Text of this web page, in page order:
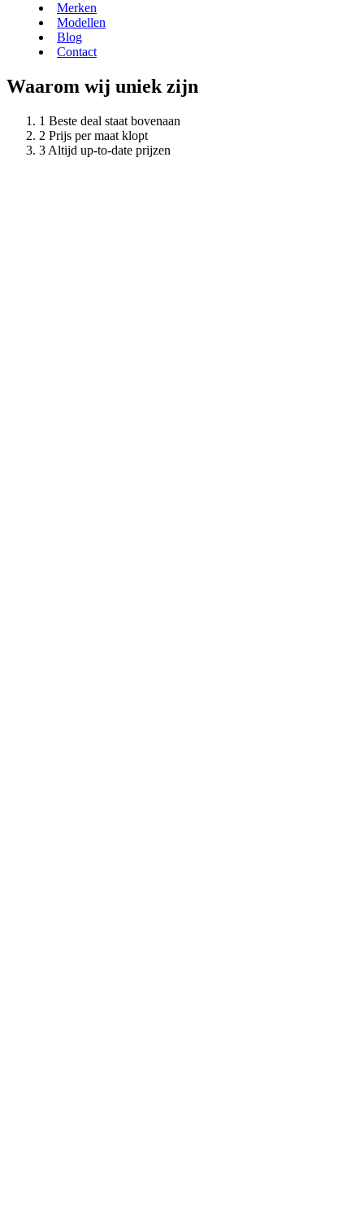
Merken
Modellen
Blog
Contact
Waarom wij uniek zijn
Beste deal staat bovenaan
Prijs per maat klopt
Altijd up-to-date prijzen